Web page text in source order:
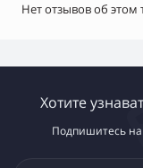
Нет отзывов об этом
Хотите
Подпишитесь на